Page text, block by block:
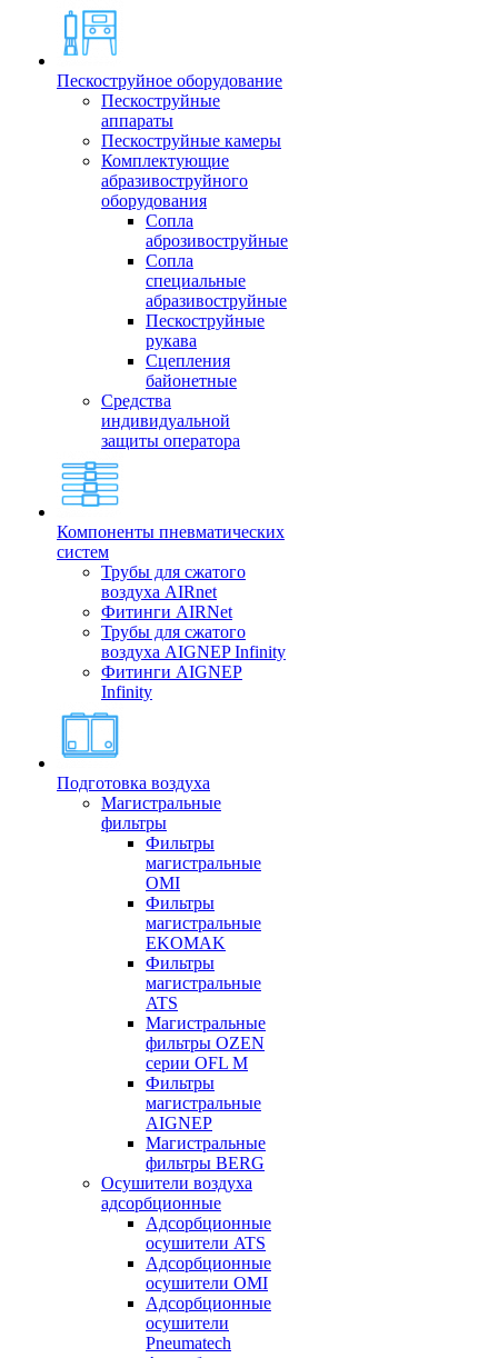
Пескоструйное оборудование
Пескоструйные
аппараты
Пескоструйные камеры
Комплектующие
абразивоструйного
оборудования
Сопла
аброзивоструйные
Сопла
специальные
абразивоструйные
Пескоструйные
рукава
Сцепления
байонетные
Средства
индивидуальной
защиты оператора
Компоненты пневматических
систем
Трубы для сжатого
воздуха AIRnet
Фитинги AIRNet
Трубы для сжатого
воздуха AIGNEP Infinity
Фитинги AIGNEP
Infinity
Подготовка воздуха
Магистральные
фильтры
Фильтры
магистральные
OMI
Фильтры
магистральные
EKOMAK
Фильтры
магистральные
ATS
Магистральные
фильтры OZEN
серии OFL M
Фильтры
магистральные
AIGNEP
Магистральные
фильтры BERG
Осушители воздуха
адсорбционные
Адсорбционные
осушители ATS
Адсорбционные
осушители OMI
Адсорбционные
осушители
Pneumatech